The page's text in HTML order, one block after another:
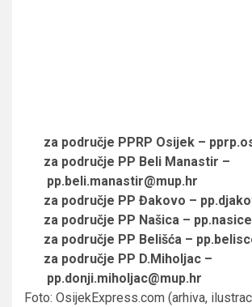
za područje PPRP Osijek –
za područje PP Beli Manastir –
pp.beli.manastir@mup.hr
za područje PP Đakovo –
za područje PP Našica –
za područje PP Belišća –
za područje PP D.Miholjac –
pp.donji.miholjac@mup.hr
Foto: OsijekExpress.com (arhiva,